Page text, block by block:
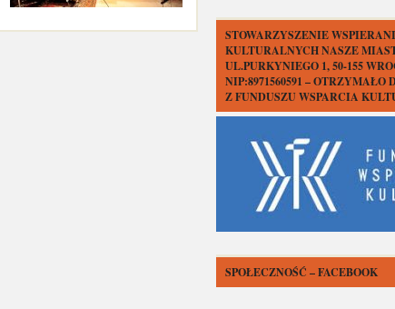
STOWARZYSZENIE
KULTURALNYCH NASZE
UL.PURKYNIEGO 1, 50-155
NIP:8971560591 – OTRZYMAŁO
Z FUNDUSZU WSPARCIA
SPOŁECZNOŚĆ – FACEBOOK